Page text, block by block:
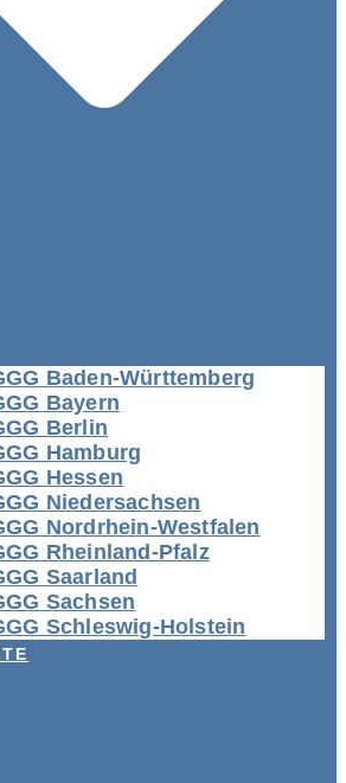
Baden-Württemberg
Bayern
Berlin
Hamburg
Hessen
Niedersachsen
Nordrhein-Westfalen
Rheinland-Pfalz
Saarland
Sachsen
Schleswig-Holstein